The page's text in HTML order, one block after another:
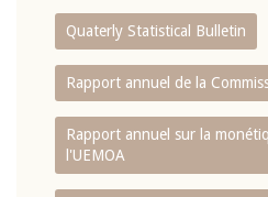
Quaterly Statistical Bulletin
Rapport annuel de la
Rapport annuel sur la
l'UEMOA